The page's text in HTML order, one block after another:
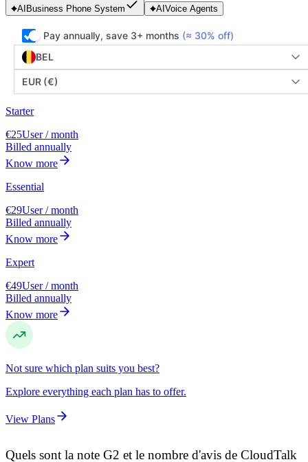
AI Business Phone System AI Voice Agents
Pay annually, save 3+ months (≈ 30% off)
BEL
EUR (€)
Starter
€25User / month
Billed annually
Know more
Essential
€29User / month
Billed annually
Know more
Expert
€49User / month
Billed annually
Know more
Not sure which plan suits you best?
Explore everything each plan has to offer.
View Plans
Quels sont la note G2 et le nombre d'avis de CloudTalk